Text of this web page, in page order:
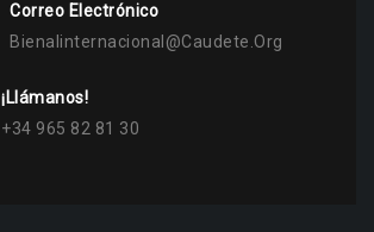
Correo Electrónico
Bienalinternacional@caudete.org
¡Llámanos!
+34 965 82 81 30